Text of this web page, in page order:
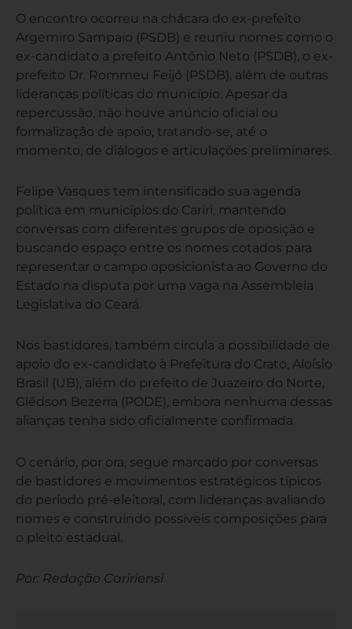
O encontro ocorreu na chácara do ex-prefeito
Argemiro Sampaio (PSDB) e reuniu nomes como o
ex-candidato a prefeito Antônio Neto (PSDB), o ex-
prefeito Dr. Rommeu Feijó (PSDB), além de outras
lideranças políticas do município. Apesar da
repercussão, não houve anúncio oficial ou
formalização de apoio, tratando-se, até o
momento, de diálogos e articulações preliminares.
Felipe Vasques tem intensificado sua agenda
política em municípios do Cariri, mantendo
conversas com diferentes grupos de oposição e
buscando espaço entre os nomes cotados para
representar o campo oposicionista ao Governo do
Estado na disputa por uma vaga na Assembleia
Legislativa do Ceará.
Nos bastidores, também circula a possibilidade de
apoio do ex-candidato à Prefeitura do Crato, Aloísio
Brasil (UB), além do prefeito de Juazeiro do Norte,
Glêdson Bezerra (PODE), embora nenhuma dessas
alianças tenha sido oficialmente confirmada.
O cenário, por ora, segue marcado por conversas
de bastidores e movimentos estratégicos típicos
do período pré-eleitoral, com lideranças avaliando
nomes e construindo possíveis composições para
o pleito estadual.
Por: Redação Caririensi